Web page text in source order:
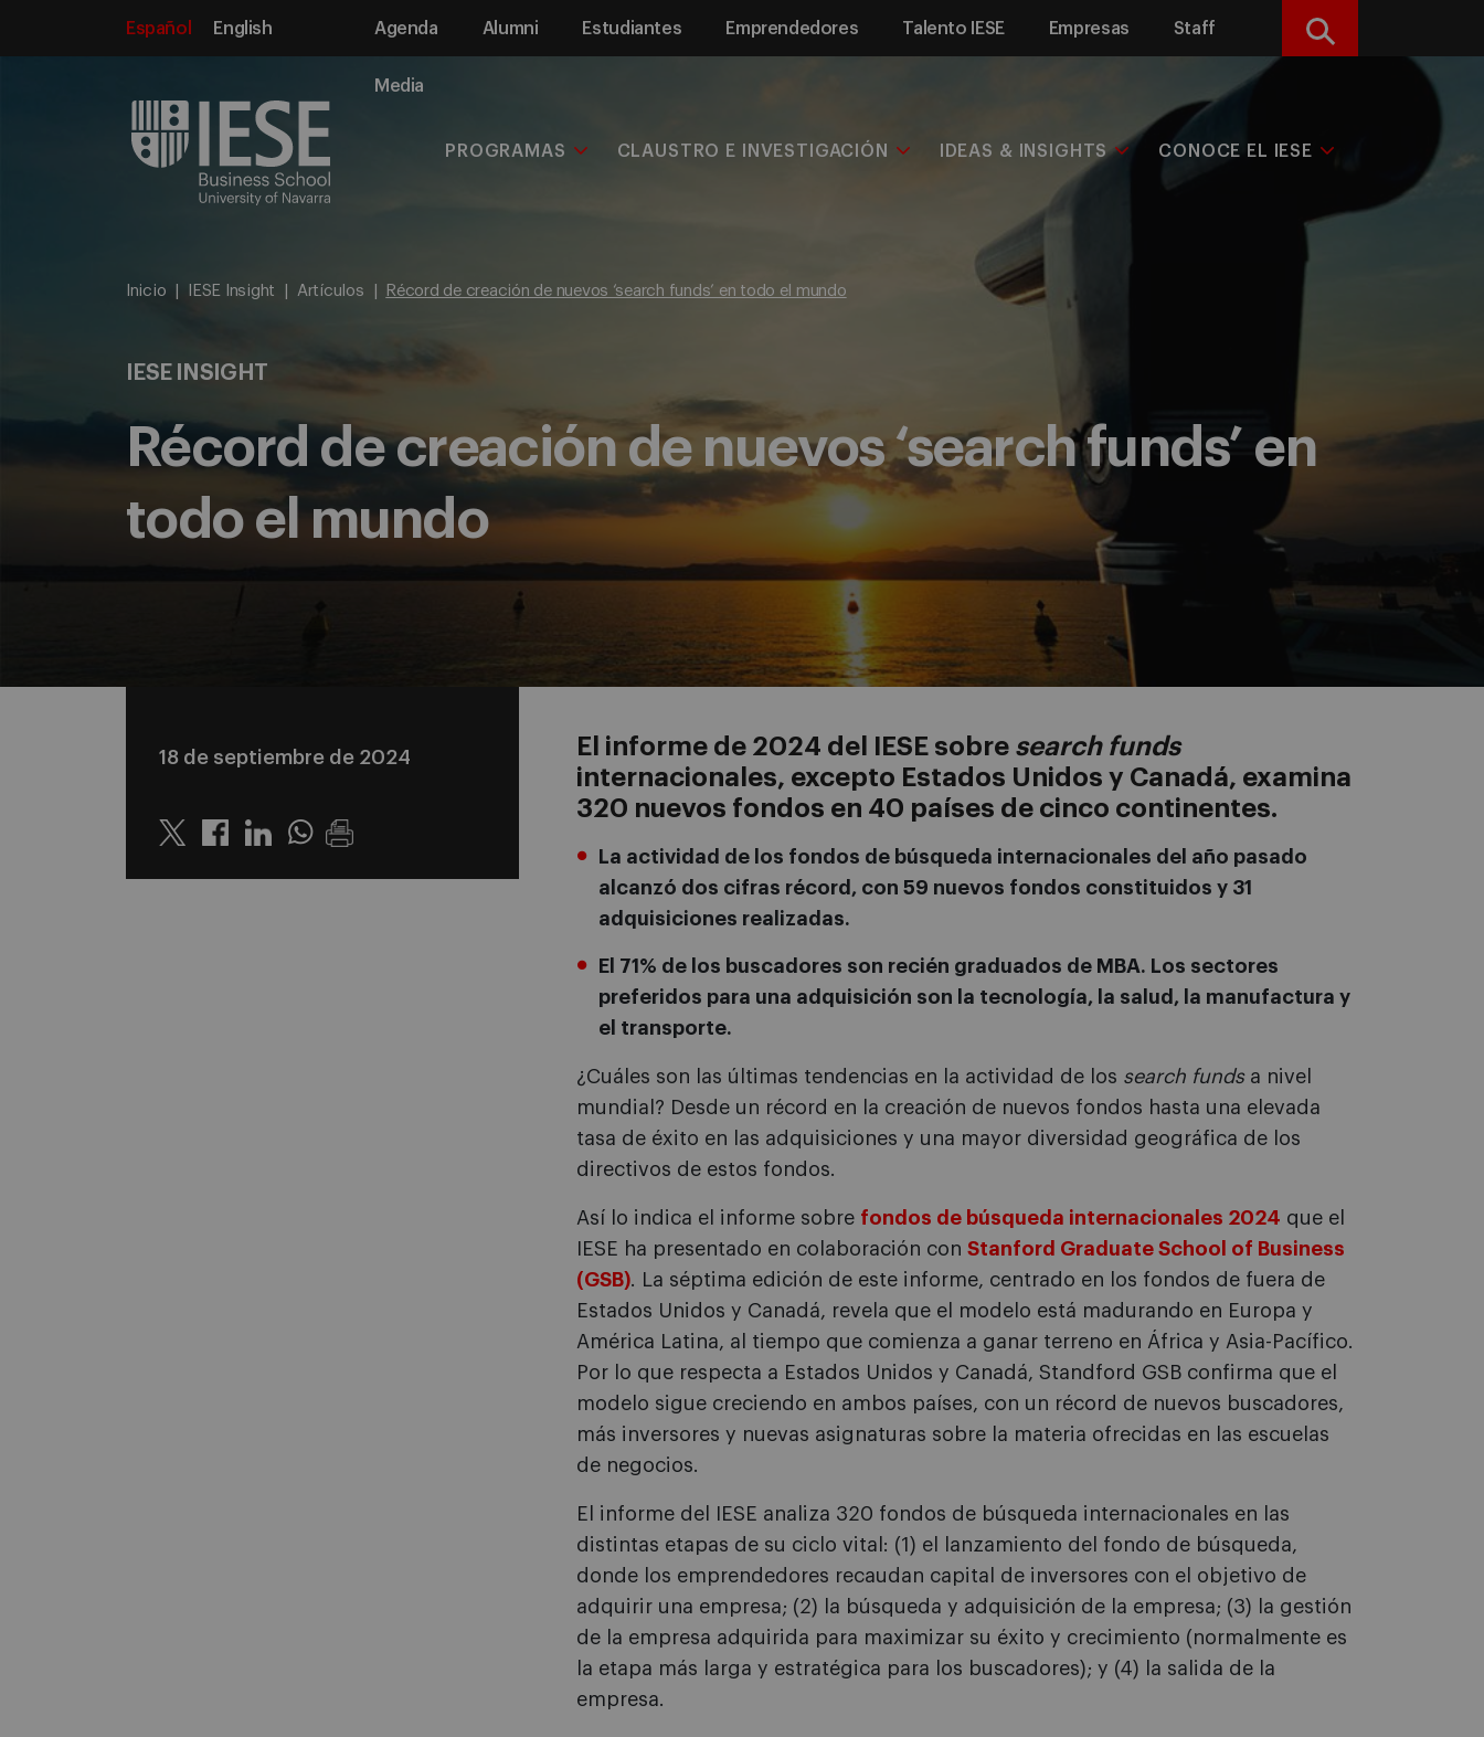
Español English Agenda Alumni Estudiantes Emprendedores Talento IESE Empresas Staff
Media
Buscar
PROGRAMAS CLAUSTRO E INVESTIGACIÓN IDEAS & INSIGHTS CONOCE EL IESE
Inicio IESE Insight Artículos Récord de creación de nuevos ‘search funds’ en todo el mundo
IESE INSIGHT
Récord de creación de nuevos ‘search funds’ en
todo el mundo
18 de septiembre de 2024
Twitter LinkedinWhatsapp
El informe de 2024 del IESE sobre search funds
internacionales, excepto Estados Unidos y Canadá, examina
320 nuevos fondos en 40 países de cinco continentes.
La actividad de los fondos de búsqueda internacionales del año pasado
alcanzó dos cifras récord, con 59 nuevos fondos constituidos y 31
adquisiciones realizadas.
El 71% de los buscadores son recién graduados de MBA. Los sectores
preferidos para una adquisición son la tecnología, la salud, la manufactura y
el transporte.
¿Cuáles son las últimas tendencias en la actividad de los search fundsa nivel
mundial? Desde un récord en la creación de nuevos fondos hasta una elevada
tasa de éxito en las adquisiciones y una mayor diversidad geográfica de los
directivos de estos fondos.
Así lo indica el informe sobre fondos de búsqueda internacionales 2024 que el
IESE ha presentado en colaboración con Stanford Graduate School of Business
(GSB). La séptima edición de este informe, centrado en los fondos de fuera de
Estados Unidos y Canadá, revela que el modelo está madurando en Europa y
América Latina, al tiempo que comienza a ganar terreno en África y Asia-Pacífico.
Por lo que respecta a Estados Unidos y Canadá, Standford GSB confirma que el
modelo sigue creciendo en ambos países, con un récord de nuevos buscadores,
más inversores y nuevas asignaturas sobre la materia ofrecidas en las escuelas
de negocios.
El informe del IESE analiza 320 fondos de búsqueda internacionales en las
distintas etapas de su ciclo vital: (1) el lanzamiento del fondo de búsqueda,
donde los emprendedores recaudan capital de inversores con el objetivo de
adquirir una empresa; (2) la búsqueda y adquisición de la empresa; (3) la gestión
de la empresa adquirida para maximizar su éxito y crecimiento (normalmente es
la etapa más larga y estratégica para los buscadores); y (4) la salida de la
empresa.